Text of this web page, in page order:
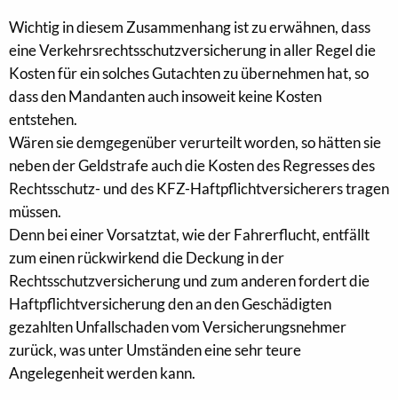
Wichtig in diesem Zusammenhang ist zu erwähnen, dass
eine Verkehrsrechtsschutzversicherung in aller Regel die
Kosten für ein solches Gutachten zu übernehmen hat, so
dass den Mandanten auch insoweit keine Kosten
entstehen.
Wären sie demgegenüber verurteilt worden, so hätten sie
neben der Geldstrafe auch die Kosten des Regresses des
Rechtsschutz- und des KFZ-Haftpflichtversicherers tragen
müssen.
Denn bei einer Vorsatztat, wie der Fahrerflucht, entfällt
zum einen rückwirkend die Deckung in der
Rechtsschutzversicherung und zum anderen fordert die
Haftpflichtversicherung den an den Geschädigten
gezahlten Unfallschaden vom Versicherungsnehmer
zurück, was unter Umständen eine sehr teure
Angelegenheit werden kann.